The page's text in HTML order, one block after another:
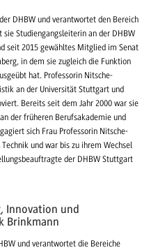
DHBW und verantwortet den Bereich
sie Studiengangsleiterin an der DHBW
seit 2015 gewähltes Mitglied im Senat
in dem sie zugleich die Funktion
hat. Professorin Nitsche-
an der Universität Stuttgart und
Bereits seit dem Jahr 2000 war sie
der früheren Berufsakademie und
sich Frau Professorin Nitsche-
und war bis zu ihrem Wechsel
der DHBW Stuttgart
Innovation und
Brinkmann
und verantwortet die Bereiche